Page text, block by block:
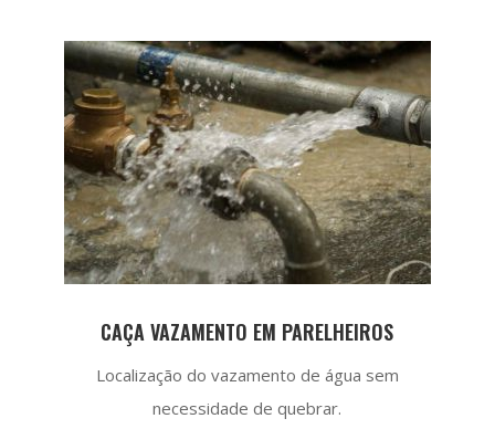
CAÇA VAZAMENTO EM PARELHEIROS
Localização do vazamento de água sem
necessidade de quebrar.